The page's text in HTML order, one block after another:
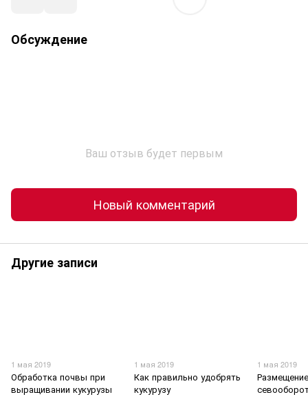
Обсуждение
Ваш отзыв будет первым
Новый комментарий
Другие записи
1 мая 2019
Обработка почвы при
выращивании кукурузы
1 мая 2019
Как правильно удобрять
кукурузу
1 мая 2019